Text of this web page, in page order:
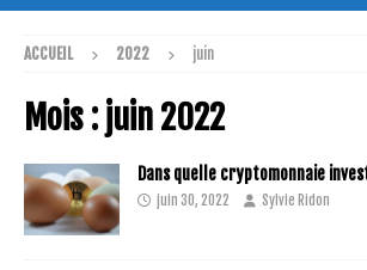
ACCUEIL 2022 juin
Mois :juin 2022
Dans quelle cryptomonnaie
juin 30, 2022 Sylvie Ridon